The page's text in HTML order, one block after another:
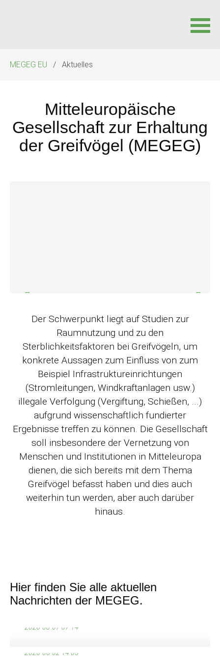
überspringen
MEGEG EU Aktuelles
Mitteleuropäische
Gesellschaft zur Erhaltung
der Greifvögel (MEGEG)
Der Schwerpunkt liegt auf Studien zur
Raumnutzung und zu den
Sterblichkeitsfaktoren bei Greifvögeln, um
konkrete Aussagen zum Einfluss von zum
Beispiel Infrastruktureinrichtungen
(Stromleitungen, Windkraftanlagen usw.)
illegale Verfolgung (Vergiftung, Schießen, ...)
aufgrund wissenschaftlich fundierter
Ergebnisse treffen zu können. Die Gesellschaft
soll insbesondere der Vernetzung von
Menschen und Institutionen in Mitteleuropa
dienen, die sich bereits mit dem Thema
Greifvögel befasst haben und dies auch
weiterhin tun werden, aber auch darüber
hinaus.
Hier finden Sie alle aktuellen
Nachrichten der MEGEG.
Preprint – LIFE-EUROKITE-
2026-08-07 07:14
2026-06-02 14:05
Wingspan 2026
Freileitungen als Todesursache
Deutschland
Rotmilan (Milvus milvus) ist bei